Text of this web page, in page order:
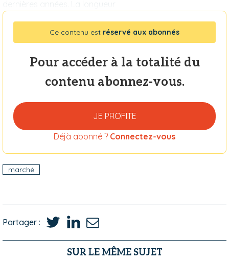
Ce contenu est réservé aux abonnés
Pour accéder à la totalité du
contenu abonnez-vous.
JE PROFITE
Déjà abonné ? Connectez-vous
marché
Partager :
SUR LE MÊME SUJET